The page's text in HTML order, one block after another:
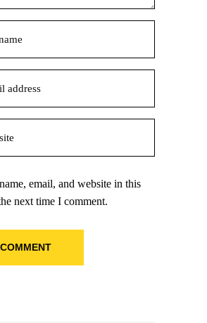
email, and website in this
next time I comment.